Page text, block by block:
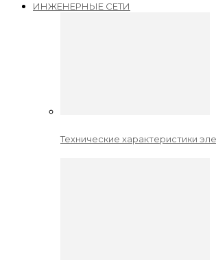
ИНЖЕНЕРНЫЕ СЕТИ
Технические характеристики